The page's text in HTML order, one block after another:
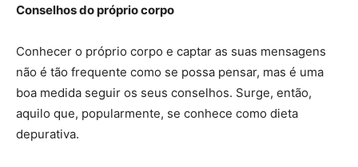
Conselhos do próprio corpo
Conhecer o próprio corpo e captar as suas mensagens
não é tão frequente como se possa pensar, mas é uma
boa medida seguir os seus conselhos. Surge, então,
aquilo que, popularmente, se conhece como dieta
depurativa.